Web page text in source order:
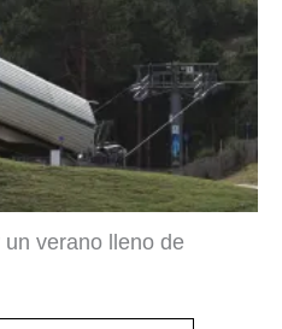
verano lleno de